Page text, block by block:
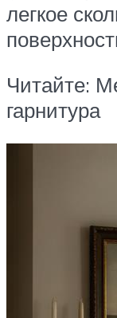
легкое
Читайте:
гарнитура